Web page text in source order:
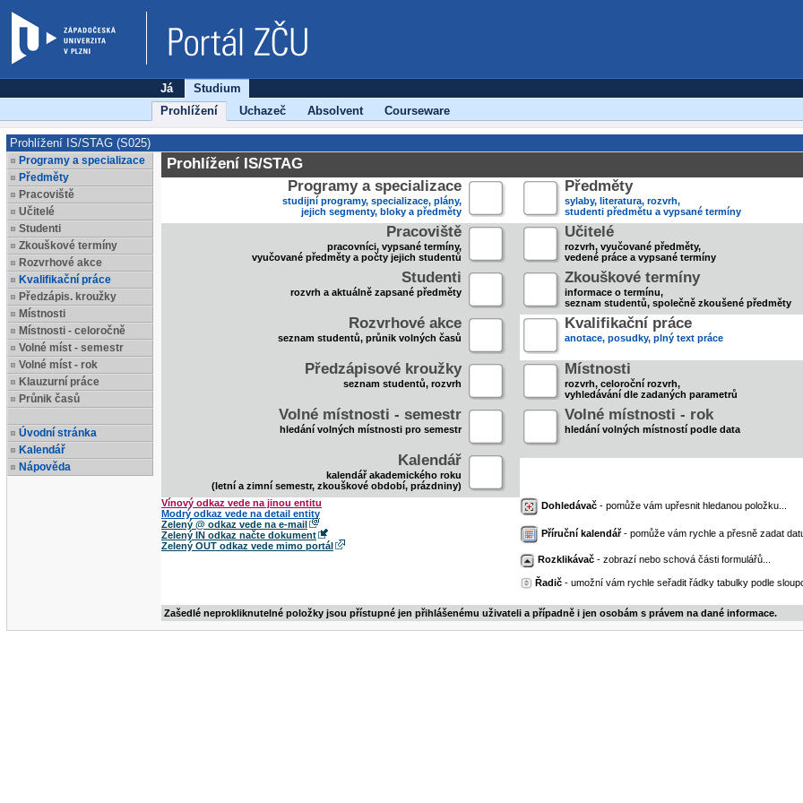
Já
Studium
Prohlížení
Uchazeč Absolvent Courseware
Prohlížení IS/STAG (S025)
Programy a specializace
Předměty
Pracoviště
Učitelé
Studenti
Zkouškové termíny
Rozvrhové akce
Kvalifikační práce
Předzápis. kroužky
Místnosti
Místnosti - celoročně
Volné míst - semestr
Volné míst - rok
Klauzurní práce
Průnik časů
Úvodní stránka
Kalendář
Nápověda
Prohlížení IS/STAG
Programy a specializace
studijní programy, specializace, plány,
jejich segmenty, bloky a předměty
Předměty
sylaby, literatura, rozvrh,
studenti předmětu a vypsané termíny
Pracoviště
pracovníci, vypsané termíny,
vyučované předměty a počty jejich studentů
Učitelé
rozvrh, vyučované předměty,
vedené práce a vypsané termíny
Studenti
rozvrh a aktuálně zapsané předměty
Zkouškové termíny
informace o termínu,
seznam studentů, společně zkoušené předměty
Rozvrhové akce
seznam studentů, průnik volných časů
Kvalifikační práce
anotace, posudky, plný text práce
Předzápisové kroužky
seznam studentů, rozvrh
Místnosti
rozvrh, celoroční rozvrh,
vyhledávání dle zadaných parametrů
Volné místnosti - semestr
hledání volných místnosti pro semestr
Volné místnosti - rok
hledání volných místností podle data
Kalendář
kalendář akademického roku
(letní a zimní semestr, zkouškové období, prázdniny)
Vínový odkaz vede na jinou entitu
Modrý odkaz vede na detail entity
Zelený @ odkaz vede na e-mail
Zelený IN odkaz načte dokument
Zelený OUT odkaz vede mimo portál
Dohledávač - pomůže vám upřesnit hledanou položku...
Příruční kalendář- pomůže vám rychle a přesně zadat
Rozklikávač - zobrazí nebo schová části formulářů...
Řadič - umožní vám rychle seřadit řádky tabulky podle
Zašedlé neprokliknutelné položky jsou přístupné jen přihlášenému uživateli a případně i jen osobám s právem na dané informace.